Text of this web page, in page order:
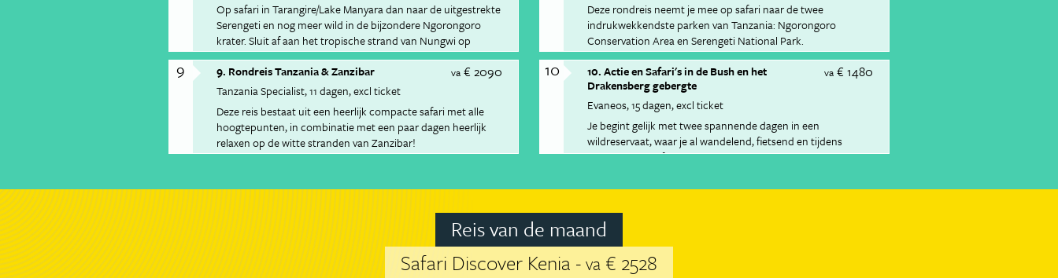
Op safari in Tarangire/Lake Manyara dan naar de uitgestrekte
Serengeti en nog meer wild in de bijzondere Ngorongoro
krater. Sluit af aan het tropische strand van Nungwi op
Zanzibar.
Deze rondreis neemt je mee op safari naar de twee
indrukwekkendste parken van Tanzania: Ngorongoro
Conservation Area en Serengeti National Park.
9 va€ 2090
9. Rondreis Tanzania & Zanzibar
Tanzania Specialist 11 dagen excl ticket
Deze reis bestaat uit een heerlijk compacte safari met alle
hoogtepunten, in combinatie met een paar dagen heerlijk
relaxen op de witte stranden van Zanzibar!
10 va € 1480
10. Actie en Safari's in de Bush en het
Drakensberg gebergte
Evaneos 15 dagen excl ticket
Je begint gelijk met twee spannende dagen in een
wildreservaat, waar je al wandelend, fietsend en tijdens
verschillende safari’s op zoek gaat naar wilde dieren.
Reis van de maand
Safari Discover Kenia -va € 2528